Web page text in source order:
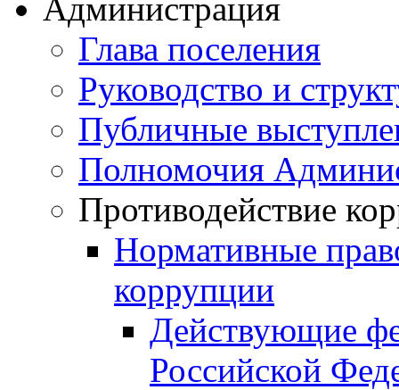
Администрация
Глава поселения
Руководство и
Публичные
Полномочия
Противодействие
Нормативные
коррупции
Действующие
Российской